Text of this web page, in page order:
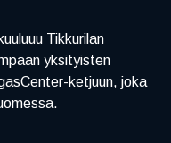
Tikkurilan
yksityisten
ketjuun, joka